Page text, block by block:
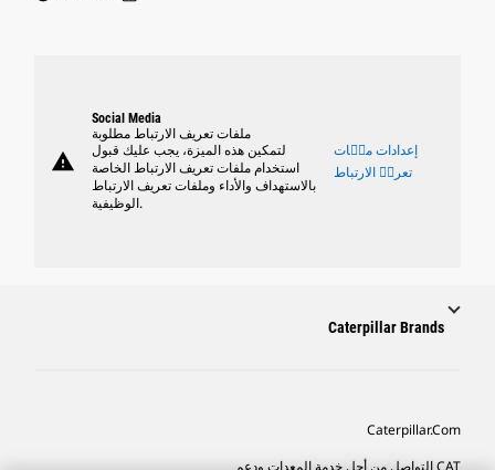
warning
Social Media
ملفات تعريف الارتباط مطلوبة
لتمكين هذه الميزة، يجب عليك قبول
استخدام ملفات تعريف الارتباط الخاصة
بالاستهداف والأداء وملفات تعريف الارتباط
الوظيفية.
إعدادات ملٝات
تعريٝ الارتباط
Caterpillar Brands
Caterpillar.com
CAT التواصل من أجل خدمة المعدات ودعم